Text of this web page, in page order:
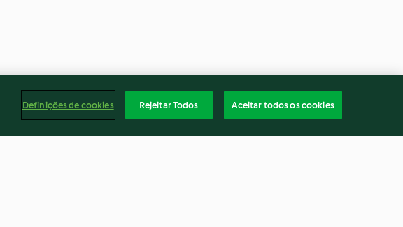
Definições de cookies Rejeitar Todos Aceitar todos os cookies